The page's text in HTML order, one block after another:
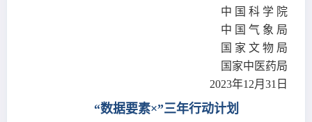
中 国 科 学 院
中 国 气 象 局
国 家 文 物 局
国家中医药局
2023年12月31日
“数据要素×”三年行动计划